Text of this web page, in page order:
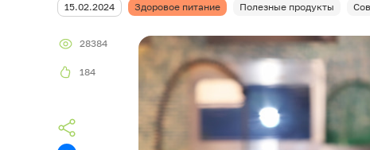
15.02.2024 Здоровое питание Полезные продукты
28384
184